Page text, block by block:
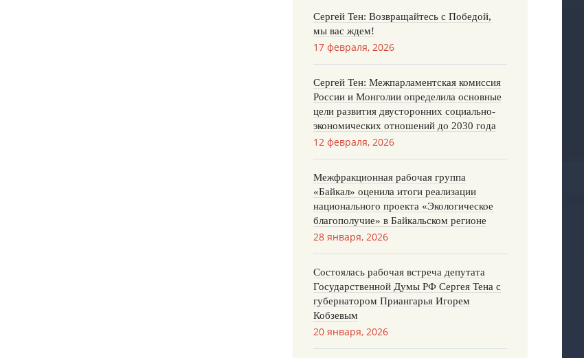
Сергей Тен: Возвращайтесь с Победой,
мы вас ждем!
17 февраля, 2026
Сергей Тен: Межпарламентская комиссия
России и Монголии определила основные
цели развития двусторонних социально-
экономических отношений до 2030 года
12 февраля, 2026
Межфракционная рабочая группа
«Байкал» оценила итоги реализации
национального проекта «Экологическое
благополучие» в Байкальском регионе
28 января, 2026
Состоялась рабочая встреча депутата
Государственной Думы РФ Сергея Тена с
губернатором Приангарья Игорем
Кобзевым
20 января, 2026